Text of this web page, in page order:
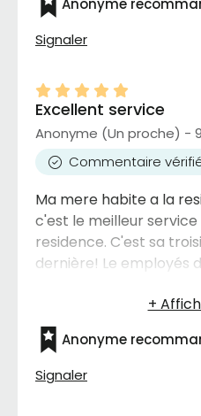
Anonyme
Signaler
Excellent service
Anonyme (Un proche) -
Commentaire
Ma mere habite a la
c'est le meilleur service
residence. C'est sa
dernière! Le employés
merci beaucoup !
Anonyme
Signaler